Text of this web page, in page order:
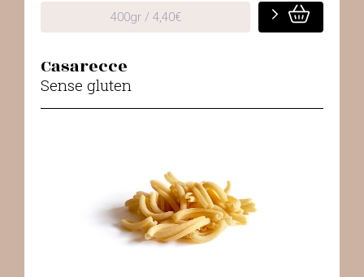
400gr / 4,40€
Casarecce
Sense gluten